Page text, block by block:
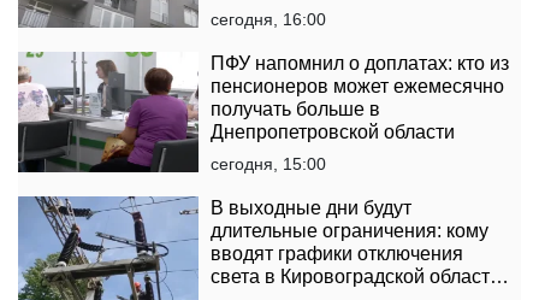
сегодня, 16:00
ПФУ напомнил о доплатах: кто из
пенсионеров может ежемесячно
получать больше в
Днепропетровской области
сегодня, 15:00
В выходные дни будут
длительные ограничения: кому
вводят графики отключения
света в Кировоградской области